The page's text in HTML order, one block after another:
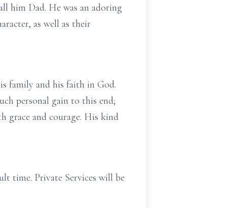
him Dad. He was an adoring
as well as their
family and his faith in God.
personal gain to this end;
grace and courage. His kind
time. Private Services will be